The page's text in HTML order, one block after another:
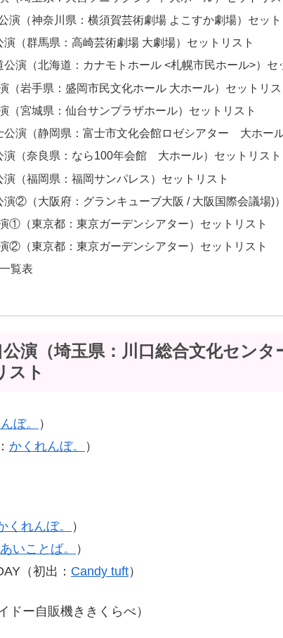
演（神奈川県：横須賀芸術劇場 よこすか劇場）セット
（群馬県：高崎芸術劇場 大劇場）セットリスト
演（北海道：カナモトホール <札幌市民ホール>）セ
（岩手県：盛岡市民文化ホール 大ホール）セットリス
（宮城県：仙台サンプラザホール）セットリスト
公演（静岡県：富士市文化会館ロゼシアター 大ホー
演（奈良県：なら100年会館 大ホール）セットリスト
（福岡県：福岡サンパレス）セットリスト
演②（大阪府：グランキューブ大阪 / 大阪国際会議場)
①（東京都：東京ガーデンシアター）セットリスト
②（東京都：東京ガーデンシアター）セットリスト
覧表
演（埼玉県：川口総合文化セン
スト
ぼ。
）
かくれんぼ。 ）
くれんぼ。
）
あいことば。
）
（初出： Candy tuft）
ドー自販機ききくらべ）